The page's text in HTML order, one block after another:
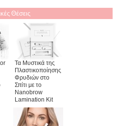
Θέσεις
Τα Μυστικά της
Πλαστικοποίησης
Φρυδιών στο
Σπίτι με το
Nanobrow
Lamination Kit